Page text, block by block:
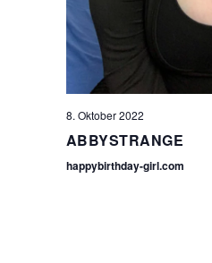
8. Oktober 2022
ABBYSTRANGE
happybirthday-girl.com